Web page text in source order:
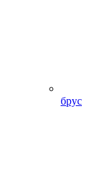
брус